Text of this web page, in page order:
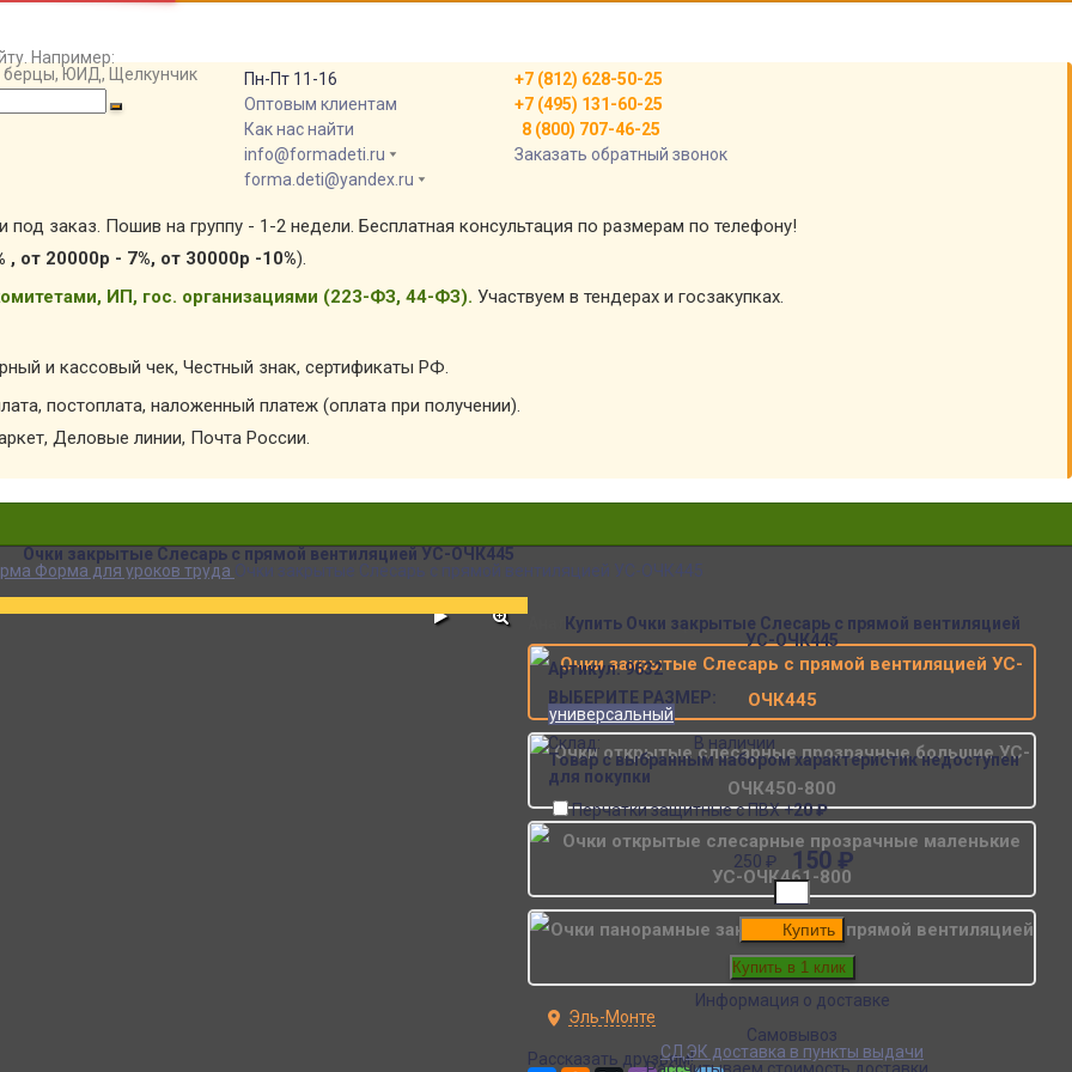
Например:
берцы, ЮИД, Щелкунчик
Пн-Пт 11-16
Оптовым клиентам
Как нас найти
info@formadeti.ru
forma.deti@yandex.ru
+7 (812) 628-50-25
+7 (495) 131-60-25
8 (800) 707-46-25
Заказать обратный звонок
под заказ. Пошив на группу - 1-2 недели. Бесплатная консультация по размерам по телефону!
, от 20000р - 7%, от 30000р -10%).
ИП, гос. организациями (223-ФЗ, 44-ФЗ). Участвуем в тендерах и госзакупках.
и кассовый чек, Честный знак, сертификаты РФ.
постоплата, наложенный платеж (оплата при получении).
Деловые линии, Почта России.
Очки закрытые Слесарь с прямой вентиляцией УС-ОЧК445
Форма для уроков труда Очки закрытые Слесарь с прямой вентиляцией УС-ОЧК445
Купить Очки закрытые Слесарь с прямой вентиляцией
УС-ОЧК445
Артикул:9632
ВЫБЕРИТЕ РАЗМЕР:
универсальный
Склад:
В наличии
Товар с выбранным набором характеристик недоступен
для покупки
Перчатки защитные с ПВХ+20₽
250 ₽ 150 ₽
Купить
Информация о доставке
Эль-Монте
Самовывоз
СДЭК доставка в пункты выдачи
Аналогичные товары
Рассказать друзьям!